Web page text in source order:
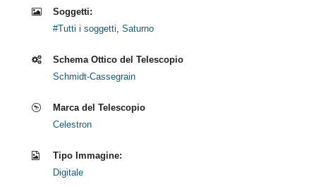
Soggetti:
#Tutti i soggetti Saturno
Schema Ottico del Telescopio
Schmidt-Cassegrain
Marca del Telescopio
Celestron
Tipo Immagine:
Digitale